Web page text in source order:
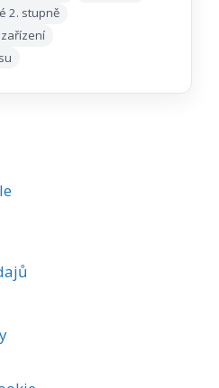
2. stupně